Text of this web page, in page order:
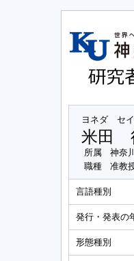
ヨネダ セ
米田
所属
神奈
職種
准教
言語種別
発行・発表の
形態種別